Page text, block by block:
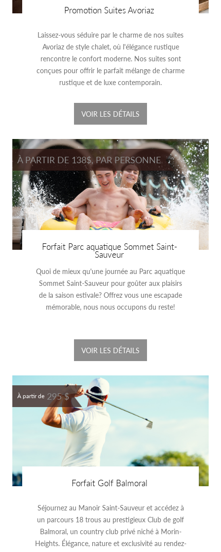
Promotion Suites Avoriaz
Laissez-vous séduire par le charme de nos suites
Avoriaz de style chalet, où l'élégance rustique
rencontre le confort moderne. Nos suites sont
conçues pour offrir le parfait mélange de charme
rustique et de luxe contemporain.
VOIR LES DÉTAILS
À PARTIR DE 138$, PAR PERSONNE
Forfait Parc aquatique Sommet Saint-
Sauveur
Quoi de mieux qu'une journée au Parc aquatique
Sommet Saint-Sauveur pour goûter aux plaisirs
de la saison estivale? Offrez vous une escapade
mémorable, nous nous occupons du reste!
VOIR LES DÉTAILS
À partir de 295 $
Forfait Golf Balmoral
Séjournez au Manoir Saint-Sauveur et accédez à
un parcours 18 trous au prestigieux Club de golf
Balmoral, un country club privé niché à Morin-
Heights. Élégance, nature et exclusivité au rendez-